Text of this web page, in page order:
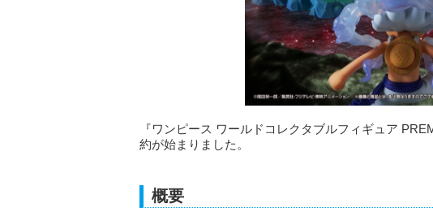
『ワンピース ワールドコレクタブルフィギュア
約が始まりました。
概要